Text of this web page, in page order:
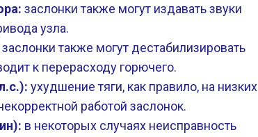
заслонки также могут издавать звуки
узла.
также могут дестабилизировать
к перерасходу горючего.
ухудшение тяги, как правило, на низких
работой заслонок.
в некоторых случаях неисправность